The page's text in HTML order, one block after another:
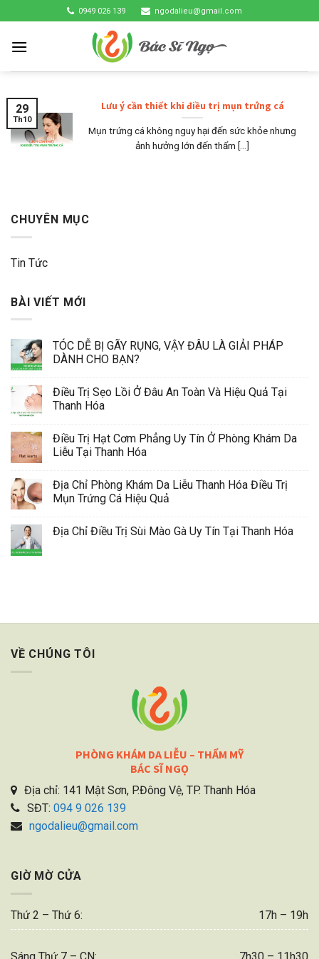
to
content
0949 026 139 ngodalieu@gmail.com
Lưu ý cần thiết khi điều trị mụn trứng cá
Mụn trứng cá không nguy hại đến sức khỏe nhưng
ảnh hưởng lớn đến thẩm [...]
29
Th10
CHUYÊN MỤC
Tin Tức
BÀI VIẾT MỚI
TÓC DỄ BỊ GÃY RỤNG, VẬY ĐÂU LÀ GIẢI PHÁP
DÀNH CHO BẠN?
Điều Trị Sẹo Lồi Ở Đâu An Toàn Và Hiệu Quả Tại
Thanh Hóa
Điều Trị Hạt Cơm Phẳng Uy Tín Ở Phòng Khám Da
Liễu Tại Thanh Hóa
Địa Chỉ Phòng Khám Da Liễu Thanh Hóa Điều Trị
Mụn Trứng Cá Hiệu Quả
Địa Chỉ Điều Trị Sùi Mào Gà Uy Tín Tại Thanh Hóa
VỀ CHÚNG TÔI
PHÒNG KHÁM DA LIỄU – THẨM MỸ
BÁC SĨ NGỌ
Địa chỉ: 141 Mật Sơn, P.Đông Vệ, TP. Thanh Hóa
SĐT: 094 9 026 139
ngodalieu@gmail.com
GIỜ MỜ CỬA
Thứ 2 – Thứ 6: 17h – 19h